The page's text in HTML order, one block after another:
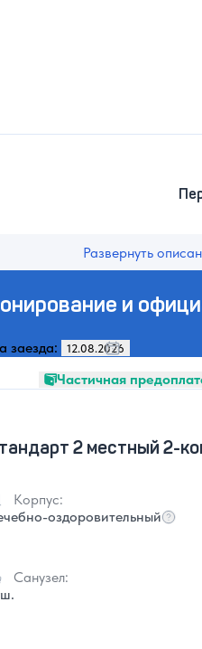
Развернуть
и
заезда:
Частичная
2 местный 2-
Корпус:
оздоровительный
Санузел: